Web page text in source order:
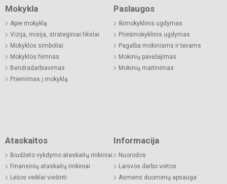
Mokykla
Apie mokyklą
Vizija, misija, strateginiai tikslai
Mokyklos simboliai
Mokyklos himnas
Bendradarbiavimas
Priėmimas į mokyklą
Paslaugos
Ikimokyklinis ugdymas
Priešmokyklinis ugdymas
Pagalba mokiniams ir tėvams
Mokinių pavėžėjimas
Mokinių maitinimas
Ataskaitos
Biudžeto vykdymo ataskaitų rinkiniai
Finansinių ataskaitų rinkiniai
Lėšos veiklai viešinti
Informacija
Nuorodos
Laisvos darbo vietos
Asmens duomenų apsauga